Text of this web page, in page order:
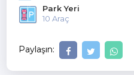
Park Yeri
10 Araç
Paylaşın: